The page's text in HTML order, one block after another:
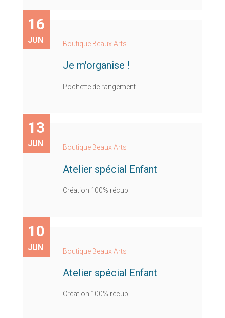
16
JUN Boutique Beaux Arts
Je m'organise !
Pochette de rangement
13
JUN Boutique Beaux Arts
Atelier spécial Enfant
Création 100% récup
10
JUN Boutique Beaux Arts
Atelier spécial Enfant
Création 100% récup